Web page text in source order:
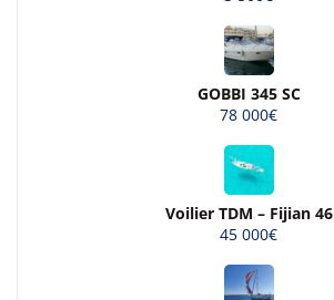
GOBBI 345 SC
78 000€
Voilier TDM – Fijian 46
45 000€